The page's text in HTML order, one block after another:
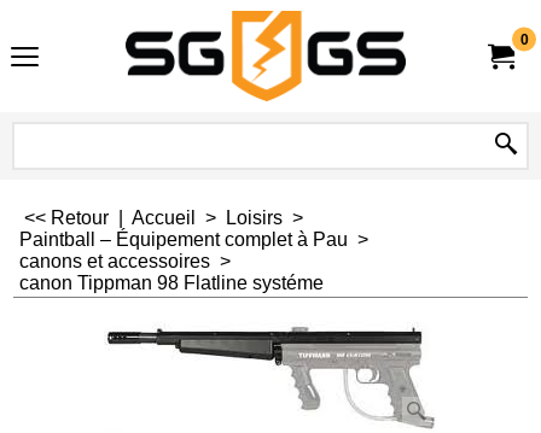
0
<< Retour Accueil > Loisirs >
Paintball – Équipement complet à Pau >
canons et accessoires >
canon Tippman 98 Flatline systéme